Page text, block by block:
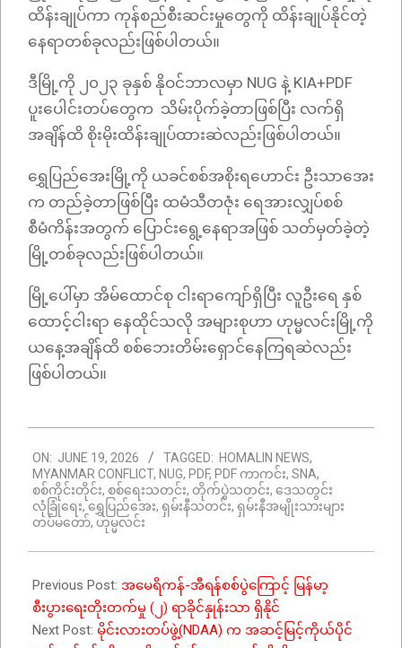
ထိန်းချုပ်ကာ ကုန်စည်စီးဆင်းမှုတွေကို ထိန်းချုပ်နိုင်တဲ့
နေရာတစ်ခုလည်းဖြစ်ပါတယ်။
ဒီမြို့ကို ၂၀၂၃ ခုနှစ် နိုဝင်ဘာလမှာ NUG နဲ့ KIA+PDF
ပူးပေါင်းတပ်တွေက သိမ်းပိုက်ခဲ့တာဖြစ်ပြီး လက်ရှိ
အချိန်ထိ စိုးမိုးထိန်းချုပ်ထားဆဲလည်းဖြစ်ပါတယ်။
ရွှေပြည်အေးမြို့ကို ယခင်စစ်အစိုးရဟောင်း ဦးသာအေး
က တည်ခဲ့တာဖြစ်ပြီး ထမံသီတဇုံး ရေအားလျှပ်စစ်
စီမံကိန်းအတွက် ပြောင်းရွေ့နေရာအဖြစ် သတ်မှတ်ခဲ့တဲ့
မြို့တစ်ခုလည်းဖြစ်ပါတယ်။
မြို့ပေါ်မှာ အိမ်ထောင်စု ငါးရာကျော်ရှိပြီး လူဦးရေ နှစ်
ထောင့်ငါးရာ နေထိုင်သလို အများစုဟာ ဟုမ္မလင်းမြို့ကို
ယနေ့အချိန်ထိ စစ်ဘေးတိမ်းရှောင်နေကြရဆဲလည်း
ဖြစ်ပါတယ်။
06-
19
ON: JUNE 19, 2026 TAGGED: HOMALIN NEWS,
MYANMAR CONFLICT, NUG, PDF, PDF ကာကင်း, SNA,
စစ်ကိုင်းတိုင်း, စစ်ရေးသတင်း, တိုက်ပွဲသတင်း, ဒေသတွင်း
လုံခြုံရေး, ရွှေပြည်အေး, ရှမ်းနီသတင်း, ရှမ်းနီအမျိုးသားများ
တပ်မတော်, ဟုမ္မလင်း
Previous Post: အမေရိကန်-အီရန်စစ်ပွဲကြောင့် မြန်မာ့
စီးပွားရေးတိုးတက်မှု (၂) ရာခိုင်နှုန်းသာ ရှိနိုင်
Next Post: မိုင်းလားတပ်ဖွဲ့(NDAA) က အဆင့်မြင့်ကိုယ်ပိုင်